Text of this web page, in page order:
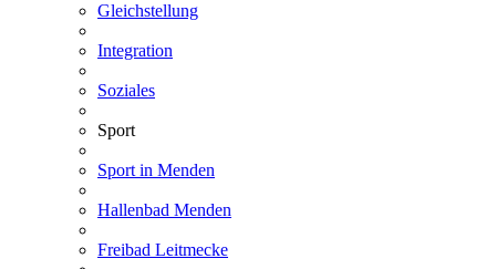
Gleichstellung
Integration
Soziales
Sport
Sport in Menden
Hallenbad Menden
Freibad Leitmecke